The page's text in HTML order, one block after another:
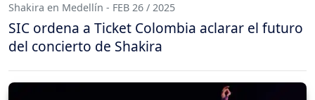
Shakira en Medellín - FEB 26 / 2025
SIC ordena a Ticket Colombia aclarar el futuro
del concierto de Shakira